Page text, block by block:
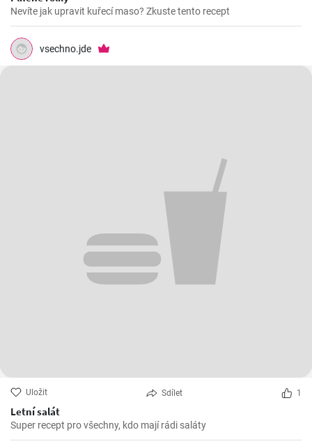
Nevíte jak upravit kuřecí maso? Zkuste tento recept
vsechno.jde
Uložit Sdílet 1
Letní salát
Super recept pro všechny, kdo mají rádi saláty